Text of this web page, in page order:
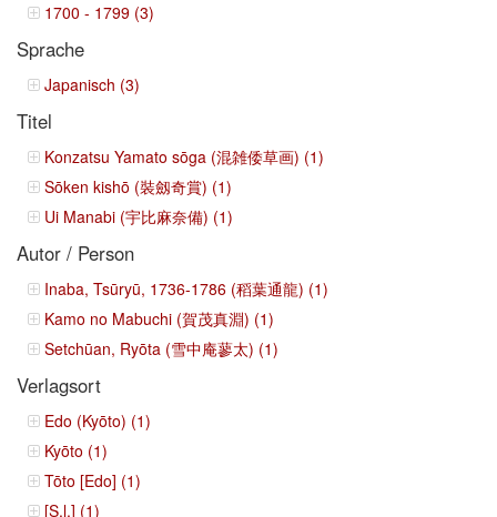
1700 - 1799 (3)
Sprache
Japanisch (3)
Titel
Konzatsu Yamato sōga (混雑倭草画) (1)
Sōken kishō (裝劔奇賞) (1)
Ui Manabi (宇比麻奈備) (1)
Autor / Person
Inaba, Tsūryū, 1736-1786 (稻葉通龍) (1)
Kamo no Mabuchi (賀茂真淵) (1)
Setchūan, Ryōta (雪中庵蓼太) (1)
Verlagsort
Edo (Kyōto) (1)
Kyōto (1)
Tōto [Edo] (1)
[S.l.] (1)